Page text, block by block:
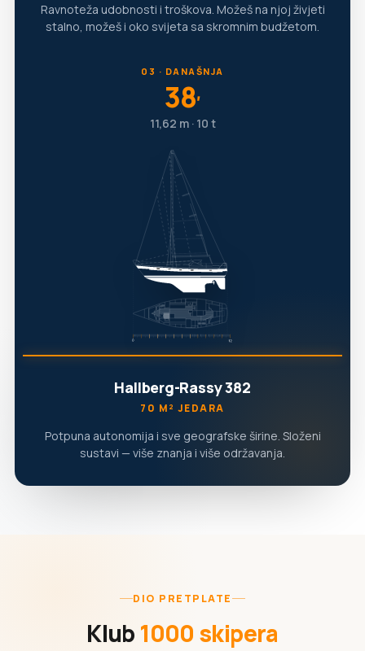
Ravnoteža udobnosti i troškova. Možeš na njoj živjeti
stalno, možeš i oko svijeta sa skromnim budžetom.
03 · DANAŠNJA
38′
11,62 m · 10 t
Hallberg-Rassy 382
70 M² JEDARA
Potpuna autonomija i sve geografske širine. Složeni
sustavi — više znanja i više održavanja.
DIO PRETPLATE
Klub 1000 skipera